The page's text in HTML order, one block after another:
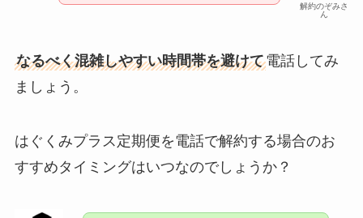
解約のぞみさ
ん
なるべく混雑しやすい時間帯を避けて電話してみ
ましょう。
はぐくみプラス定期便を電話で解約する場合のお
すすめタイミングはいつなのでしょうか？